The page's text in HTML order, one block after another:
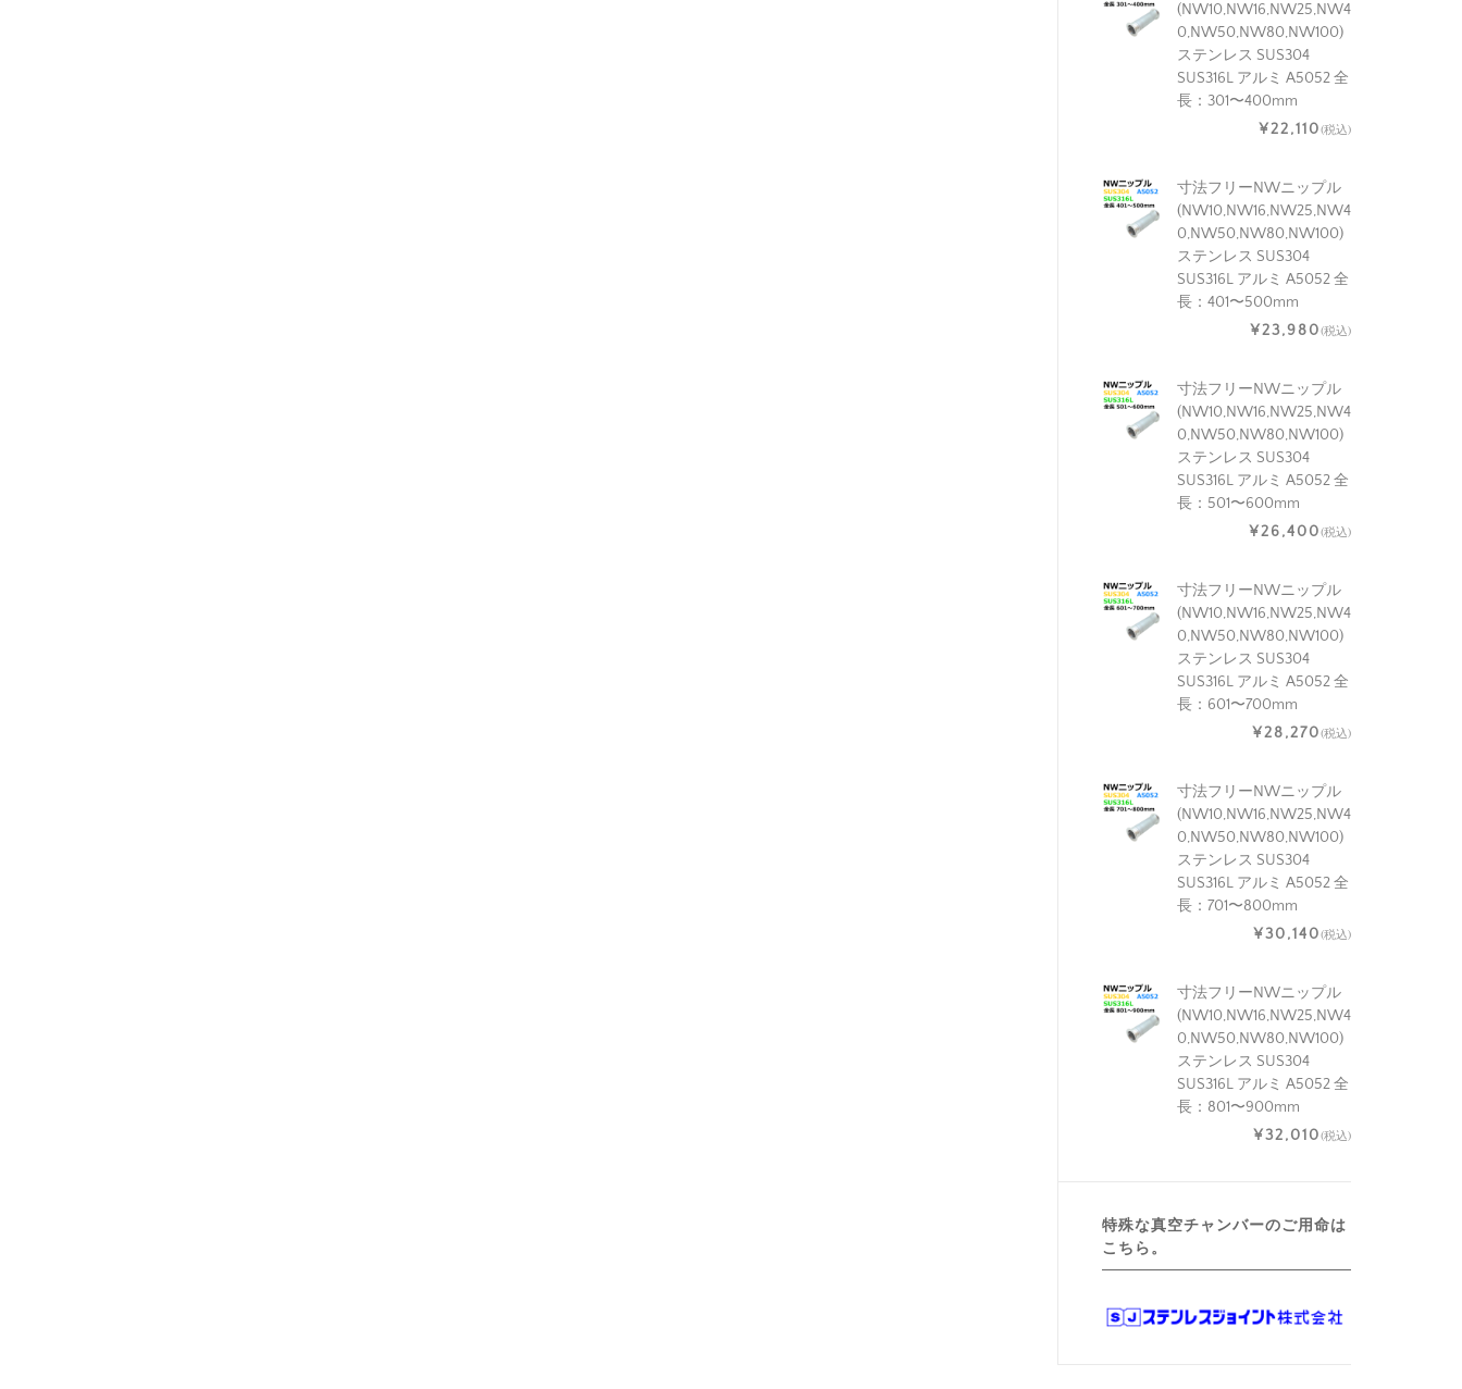
(NW10,NW16,NW25,NW4
0,NW50,NW80,NW100)
ステンレス SUS304
SUS316L アルミ A5052 全
長：301〜400mm
¥22,110(税込)
寸法フリーNWニップル
(NW10,NW16,NW25,NW4
0,NW50,NW80,NW100)
ステンレス SUS304
SUS316L アルミ A5052 全
長：401〜500mm
¥23,980(税込)
寸法フリーNWニップル
(NW10,NW16,NW25,NW4
0,NW50,NW80,NW100)
ステンレス SUS304
SUS316L アルミ A5052 全
長：501〜600mm
¥26,400(税込)
寸法フリーNWニップル
(NW10,NW16,NW25,NW4
0,NW50,NW80,NW100)
ステンレス SUS304
SUS316L アルミ A5052 全
長：601〜700mm
¥28,270(税込)
寸法フリーNWニップル
(NW10,NW16,NW25,NW4
0,NW50,NW80,NW100)
ステンレス SUS304
SUS316L アルミ A5052 全
長：701〜800mm
¥30,140(税込)
寸法フリーNWニップル
(NW10,NW16,NW25,NW4
0,NW50,NW80,NW100)
ステンレス SUS304
SUS316L アルミ A5052 全
長：801〜900mm
¥32,010(税込)
特殊な真空チャンバーのご用命は
こちら。